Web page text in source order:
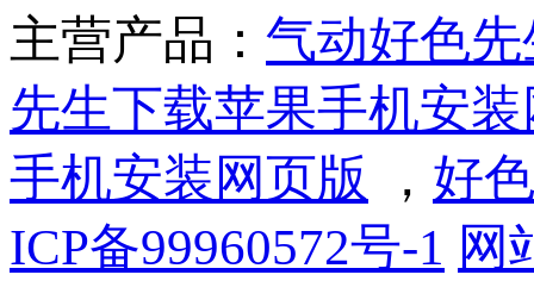
主营产品： 气动好色
先生下载苹果手机安
手机安装网页版
， 好
ICP备99960572号-1 网